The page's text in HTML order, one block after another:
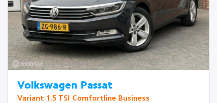
Volkswagen Passat
Variant 1.5 TSI Comfortline Business